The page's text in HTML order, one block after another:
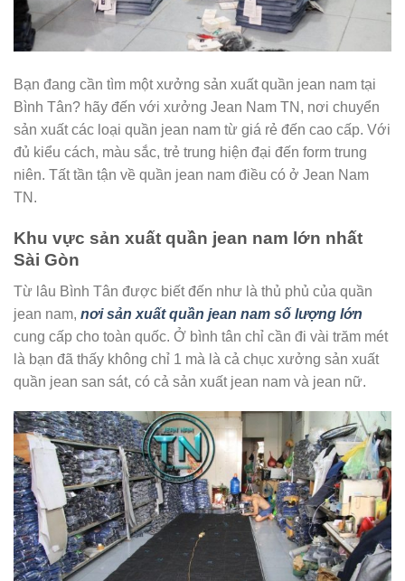
Bạn đang cần tìm một xưởng sản xuất quần jean nam tại
Bình Tân? hãy đến với xưởng Jean Nam TN, nơi chuyển
sản xuất các loại quần jean nam từ giá rẻ đến cao cấp. Với
đủ kiểu cách, màu sắc, trẻ trung hiện đại đến form trung
niên. Tất tần tận về quần jean nam điều có ở Jean Nam
TN.
Khu vực sản xuất quần jean nam lớn nhất
Sài Gòn
Từ lâu Bình Tân được biết đến như là thủ phủ của quần
jean nam, nơi sản xuất quần jean nam số lượng lớn
cung cấp cho toàn quốc. Ở bình tân chỉ cần đi vài trăm mét
là bạn đã thấy không chỉ 1 mà là cả chục xưởng sản xuất
quần jean san sát, có cả sản xuất jean nam và jean nữ.